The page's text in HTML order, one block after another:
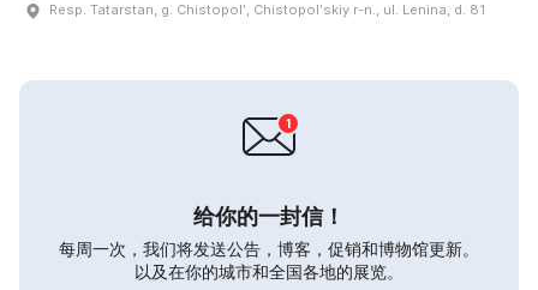
Resp. Tatarstan, g. Chistopolʹ, Chistopolʹskiy r-n., ul. Lenina, d. 81
给你的一封信！
每周一次，我们将发送公告，博客，促销和博物馆更新。
以及在你的城市和全国各地的展览。